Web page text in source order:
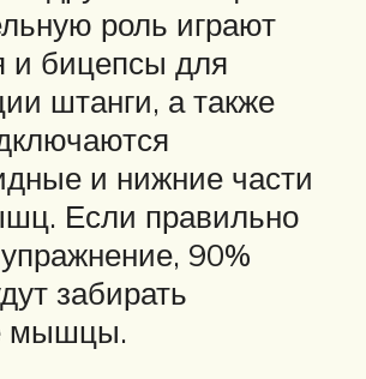
роль играют
и бицепсы для
штанги, а также
и нижние части
Если правильно
90%
забирать
мышцы.